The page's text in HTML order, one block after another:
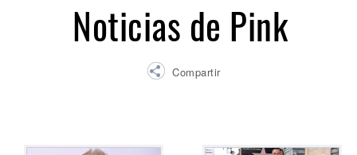
Noticias de Pink
Compartir